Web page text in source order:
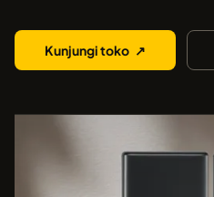
Kunjungi toko ↗